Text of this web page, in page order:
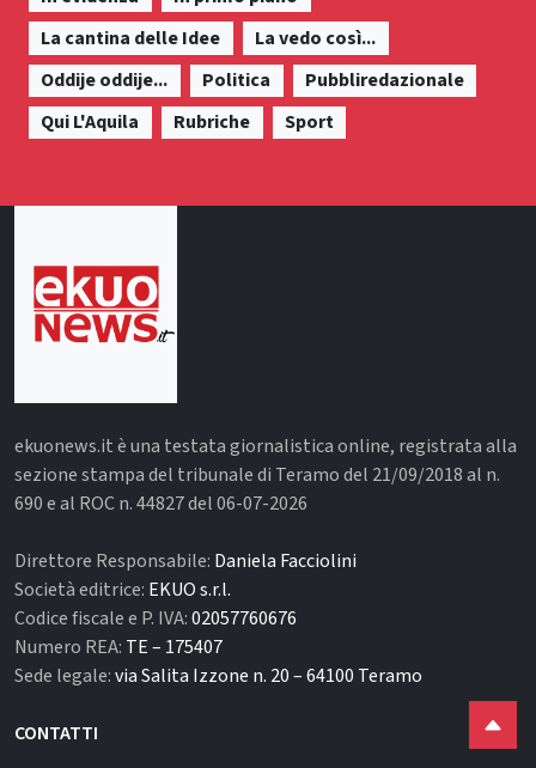
La cantina delle Idee
La vedo così...
Oddije oddije...
Politica
Pubbliredazionale
Qui L'Aquila
Rubriche Sport
ekuonews.it è una testata giornalistica online, registrata alla
sezione stampa del tribunale di Teramo del 21/09/2018 al n.
690 e al ROC n. 44827 del 06-07-2026
Direttore Responsabile: Daniela Facciolini
Società editrice: EKUO s.r.l.
Codice fiscale e P. IVA:02057760676
Numero REA: TE – 175407
Sede legale:via Salita Izzone n. 20 – 64100 Teramo
CONTATTI